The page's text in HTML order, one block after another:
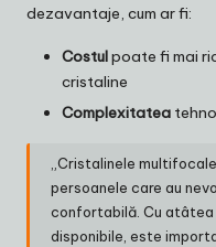
dezavantaje, cum ar fi:
Costulpoate fi mai
cristaline
Complexitatea
„Cristalinele
persoanele care au
confortabilă. Cu
disponibile, este